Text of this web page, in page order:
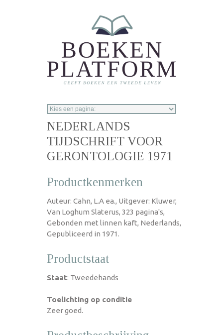
NEDERLANDS
TIJDSCHRIFT VOOR
GERONTOLOGIE 1971
Productkenmerken
Auteur: Cahn, L.A ea., Uitgever: Kluwer,
Van Loghum Slaterus, 323 pagina's,
Gebonden met linnen kaft, Nederlands,
Gepubliceerd in 1971.
Productstaat
Staat: Tweedehands
Toelichting op conditie
Zeer goed.